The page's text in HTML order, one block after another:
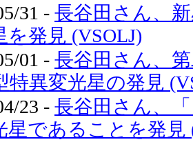
31 - 長谷田さん、
を発見 (VSOLJ)
01 - 長谷田さん、
特異変光星の発見
23 - 長谷田さん、
星であることを発見